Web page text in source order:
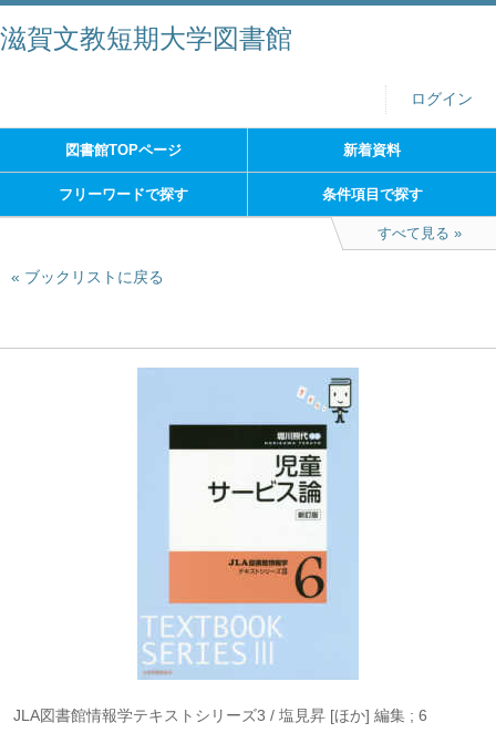
滋賀文教短期大学図書館
ログイン
図書館TOPページ 新着資料
フリーワードで探す 条件項目で探す
すべて見る
ブックリストに戻る
JLA図書館情報学テキストシリーズ3 / 塩見昇 [ほか] 編集 ; 6